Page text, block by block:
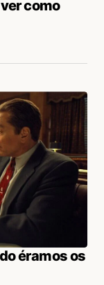
como
éramos os